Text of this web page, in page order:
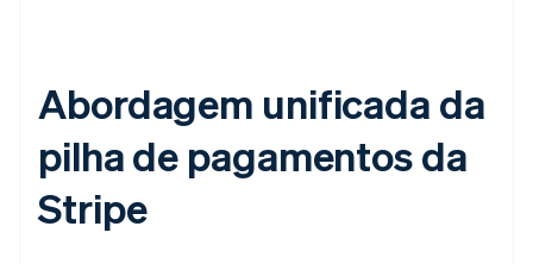
Abordagem unificada da
pilha de pagamentos da
Stripe